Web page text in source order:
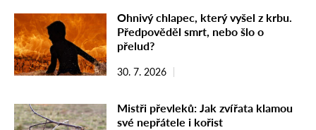
Ohnivý chlapec, který vyšel z krbu.
Předpověděl smrt, nebo šlo o
přelud?
30. 7. 2026
Mistři převleků: Jak zvířata klamou
své nepřátele i kořist